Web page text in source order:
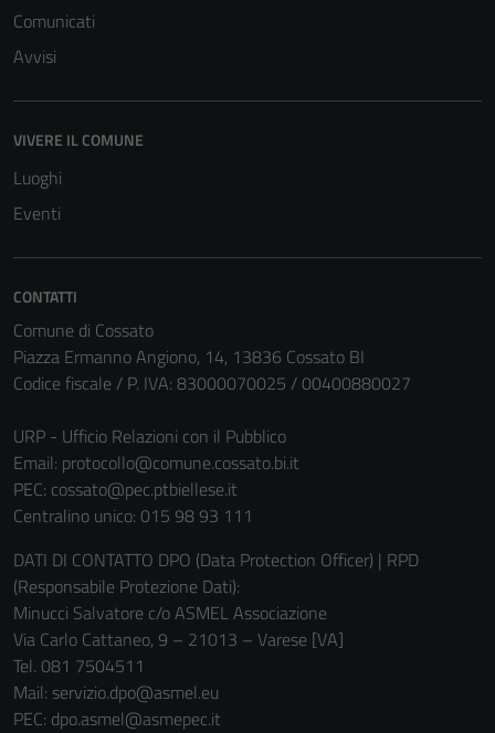
Comunicati
Avvisi
VIVERE IL COMUNE
Luoghi
Eventi
CONTATTI
Comune di Cossato
Piazza Ermanno Angiono, 14, 13836 Cossato BI
Codice fiscale / P. IVA: 83000070025 / 00400880027
URP - Ufficio Relazioni con il Pubblico
Email: protocollo@comune.cossato.bi.it
PEC: cossato@pec.ptbiellese.it
Centralino unico: 015 98 93 111
DATI DI CONTATTO DPO (Data Protection Officer) | RPD
(Responsabile Protezione Dati):
Minucci Salvatore c/o ASMEL Associazione
Via Carlo Cattaneo, 9 – 21013 – Varese [VA]
Tel. 081 7504511
Mail: servizio.dpo@asmel.eu
PEC: dpo.asmel@asmepec.it
sono necessari
disabilitati.
personali.